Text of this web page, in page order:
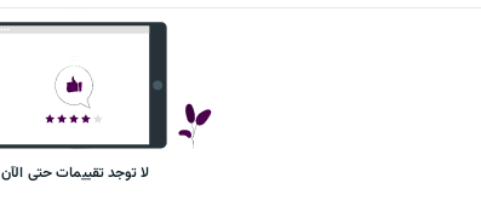
لا توجد تقييمات حتى الآن